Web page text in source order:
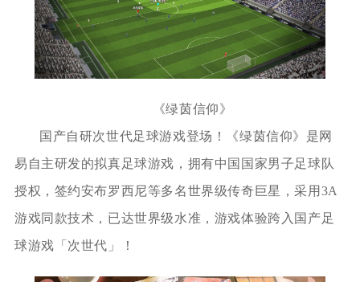
《绿茵信仰》
国产自研次世代足球游戏登场！《绿茵信仰》是网
易自主研发的拟真足球游戏，拥有中国国家男子足球队
授权，签约安布罗西尼等多名世界级传奇巨星，采用3A
游戏同款技术，已达世界级水准，游戏体验跨入国产足
球游戏「次世代」！